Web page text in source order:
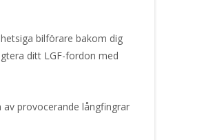
bilförare bakom dig
ditt LGF-fordon med
provocerande långfingrar